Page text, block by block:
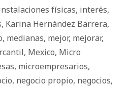
físicas, interés,
, Karina Hernández Barrera,
, medianas, mejor, mejorar,
, Mexico, Micro
, microempresarios,
, negocio propio, negocios,